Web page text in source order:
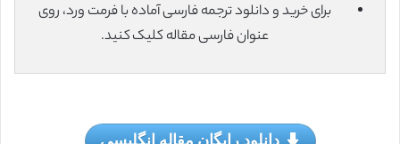
برای خرید و دانلود ترجمه فارسی آماده با فرمت ورد، روی
عنوان فارسی مقاله کلیک کنید.
دانلود رایگان مقاله انگلیسی